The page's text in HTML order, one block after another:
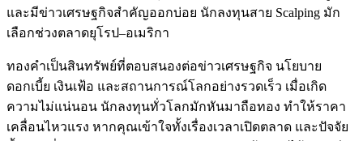
และมีข่าวเศรษฐกิจสำคัญออกบ่อย นักลงทุนสาย Scalping มัก
เลือกช่วงตลาดยุโรป–อเมริกา
ทองคำเป็นสินทรัพย์ที่ตอบสนองต่อข่าวเศรษฐกิจ นโยบาย
ดอกเบี้ย เงินเฟ้อ และสถานการณ์โลกอย่างรวดเร็ว เมื่อเกิด
ความไม่แน่นอน นักลงทุนทั่วโลกมักหันมาถือทอง ทำให้ราคา
เคลื่อนไหวแรง หากคุณเข้าใจทั้งเรื่องเวลาเปิดตลาด และปัจจัย